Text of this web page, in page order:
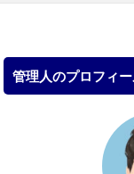
管理人のプロフィ